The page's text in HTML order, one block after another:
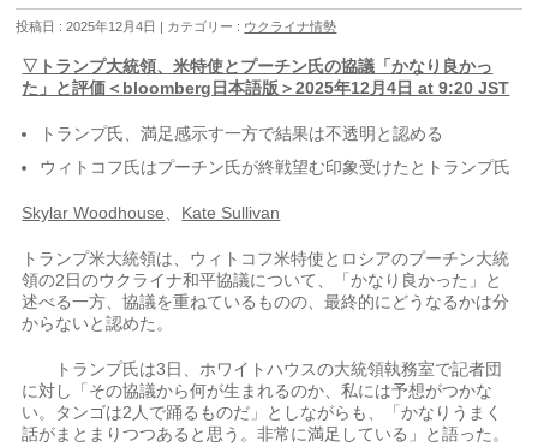
投稿日 : 2025年12月4日 | カテゴリー : ウクライナ情勢
▽トランプ大統領、米特使とプーチン氏の協議「かなり良かっ
た」と評価＜bloomberg日本語版＞2025年12月4日 at 9:20 JST
トランプ氏、満足感示す一方で結果は不透明と認める
ウィトコフ氏はプーチン氏が終戦望む印象受けたとトランプ氏
Skylar Woodhouse Kate Sullivan
トランプ米大統領は、ウィトコフ米特使とロシアのプーチン大統
領の2日のウクライナ和平協議について、「かなり良かった」と
述べる一方、協議を重ねているものの、最終的にどうなるかは分
からないと認めた。
トランプ氏は3日、ホワイトハウスの大統領執務室で記者団
に対し「その協議から何が生まれるのか、私には予想がつかな
い。タンゴは2人で踊るものだ」としながらも、「かなりうまく
話がまとまりつつあると思う。非常に満足している」と語った。